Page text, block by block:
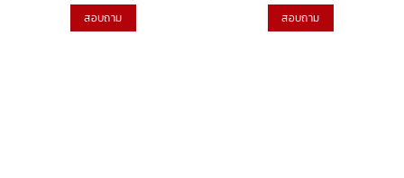
สอบถาม สอบถาม